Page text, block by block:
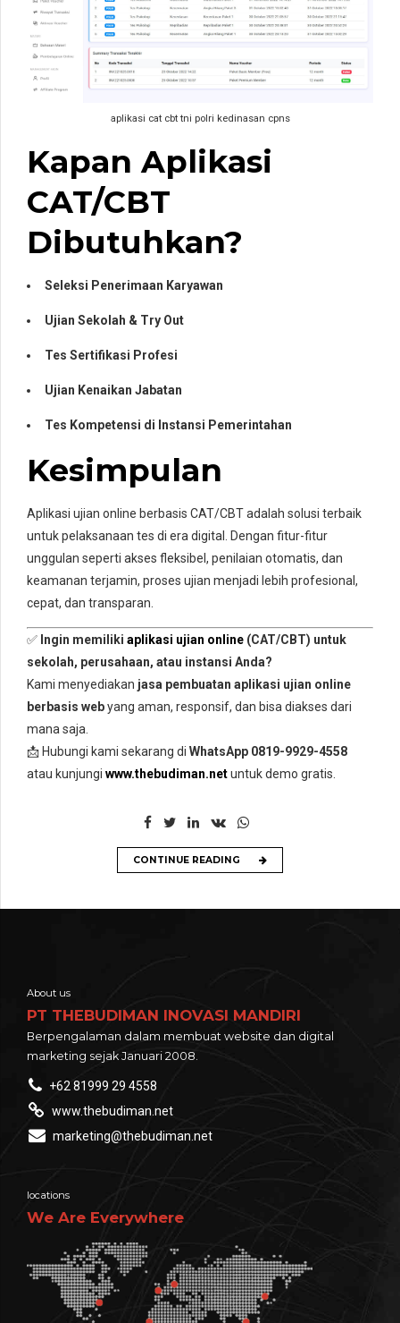
aplikasi cat cbt tni polri kedinasan cpns
Kapan Aplikasi
CAT/CBT
Dibutuhkan?
Seleksi Penerimaan Karyawan
Ujian Sekolah & Try Out
Tes Sertifikasi Profesi
Ujian Kenaikan Jabatan
Tes Kompetensi di Instansi Pemerintahan
Kesimpulan
Aplikasi ujian online berbasis CAT/CBT adalah solusi terbaik
untuk pelaksanaan tes di era digital. Dengan fitur-fitur
unggulan seperti akses fleksibel, penilaian otomatis, dan
keamanan terjamin, proses ujian menjadi lebih profesional,
cepat, dan transparan.
✅ Ingin memiliki aplikasi ujian online (CAT/CBT) untuk
sekolah, perusahaan, atau instansi Anda?
Kami menyediakan jasa pembuatan aplikasi ujian online
berbasis webyang aman, responsif, dan bisa diakses dari
mana saja.
📩 Hubungi kami sekarang di WhatsApp 0819-9929-4558
atau kunjungi www.thebudiman.netuntuk demo gratis.
CONTINUE READING
About us
PT THEBUDIMAN INOVASI MANDIRI
Berpengalaman dalam membuat website dan digital
marketing sejak Januari 2008.
+62 81999 29 4558
www.thebudiman.net
marketing@thebudiman.net
locations
We Are Everywhere